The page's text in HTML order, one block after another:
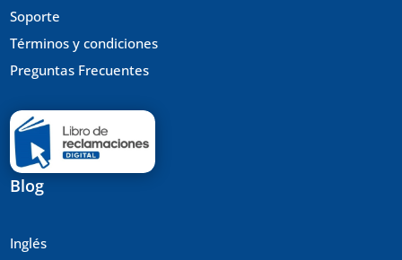
Soporte
Términos y condiciones
Preguntas Frecuentes
Blog
Inglés